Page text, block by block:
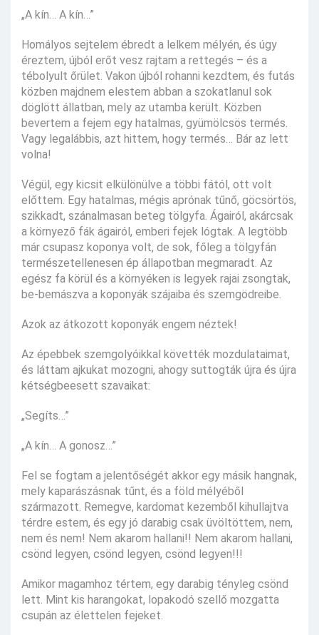
„A kín… A kín…”
Homályos sejtelem ébredt a lelkem mélyén, és úgy
éreztem, újból erőt vesz rajtam a rettegés – és a
tébolyult őrület. Vakon újból rohanni kezdtem, és futás
közben majdnem elestem abban a szokatlanul sok
döglött állatban, mely az utamba került. Közben
bevertem a fejem egy hatalmas, gyümölcsös termés.
Vagy legalábbis, azt hittem, hogy termés… Bár az lett
volna!
Végül, egy kicsit elkülönülve a többi fától, ott volt
előttem. Egy hatalmas, mégis aprónak tűnő, göcsörtös,
szikkadt, szánalmasan beteg tölgyfa. Ágairól, akárcsak
a környező fák ágairól, emberi fejek lógtak. A legtöbb
már csupasz koponya volt, de sok, főleg a tölgyfán
természetellenesen ép állapotban megmaradt. Az
egész fa körül és a környéken is legyek rajai zsongtak,
be-bemászva a koponyák szájaiba és szemgödreibe.
Azok az átkozott koponyák engem néztek!
Az épebbek szemgolyóikkal követték mozdulataimat,
és láttam ajkukat mozogni, ahogy suttogták újra és újra
kétségbeesett szavaikat:
„Segíts…”
„A kín… A gonosz…”
Fel se fogtam a jelentőségét akkor egy másik hangnak,
mely kaparászásnak tűnt, és a föld mélyéből
származott. Remegve, kardomat kezemből kihullajtva
térdre estem, és egy jó darabig csak üvöltöttem, nem,
nem és nem! Nem akarom hallani!! Nem akarom hallani,
csönd legyen, csönd legyen, csönd legyen!!!
Amikor magamhoz tértem, egy darabig tényleg csönd
lett. Mint kis harangokat, lopakodó szellő mozgatta
csupán az élettelen fejeket.